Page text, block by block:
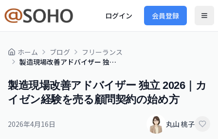
ログイン 会員登録
ホーム ブログ
フリーランス
製造現場改善アドバイザー 独立 2026｜カイゼン経験を売る顧問契約の始め方
製造現場改善アドバイザー 独立 2026｜カ
イゼン経験を売る顧問契約の始め方
2026年4月16日 丸山 桃子